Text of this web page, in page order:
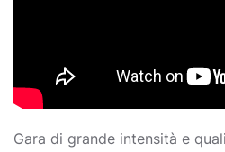
Gara di grande intensità e